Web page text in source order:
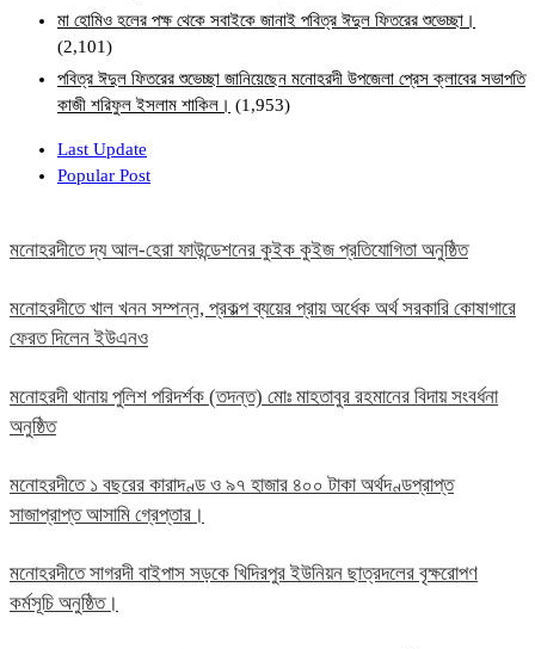
মা হোমিও হলের পক্ষ থেকে সবাইকে জানাই পবিত্র ঈদুল ফিতরের শুভেচ্ছা।
(2,101)
পবিত্র ঈদুল ফিতরের শুভেচ্ছা জানিয়েছেন মনোহরদী উপজেলা প্রেস ক্লাবের সভাপতি
কাজী শরিফুল ইসলাম শাকিল। (1,953)
Last Update
Popular Post
মনোহরদীতে দ্য আল-হেরা ফাউন্ডেশনের কুইক কুইজ প্রতিযোগিতা অনুষ্ঠিত
মনোহরদীতে খাল খনন সম্পন্ন, প্রকল্প ব্যয়ের প্রায় অর্ধেক অর্থ সরকারি কোষাগারে
ফেরত দিলেন ইউএনও
মনোহরদী থানায় পুলিশ পরিদর্শক (তদন্ত) মোঃ মাহতাবুর রহমানের বিদায় সংবর্ধনা
অনুষ্ঠিত
মনোহরদীতে ১ বছরের কারাদণ্ড ও ৯৭ হাজার ৪০০ টাকা অর্থদণ্ডপ্রাপ্ত
সাজাপ্রাপ্ত আসামি গ্রেপ্তার।
মনোহরদীতে সাগরদী বাইপাস সড়কে খিদিরপুর ইউনিয়ন ছাত্রদলের বৃক্ষরোপণ
কর্মসূচি অনুষ্ঠিত।